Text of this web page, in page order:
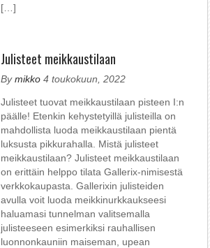
[…]
Julisteet meikkaustilaan
Bymikko 4 toukokuun, 2022
Julisteet tuovat meikkaustilaan pisteen I:n
päälle! Etenkin kehystetyillä julisteilla on
mahdollista luoda meikkaustilaan pientä
luksusta pikkurahalla. Mistä julisteet
meikkaustilaan? Julisteet meikkaustilaan
on erittäin helppo tilata Gallerix-nimisestä
verkkokaupasta. Gallerixin julisteiden
avulla voit luoda meikkinurkkaukseesi
haluamasi tunnelman valitsemalla
julisteeseen esimerkiksi rauhallisen
luonnonkauniin maiseman, upean